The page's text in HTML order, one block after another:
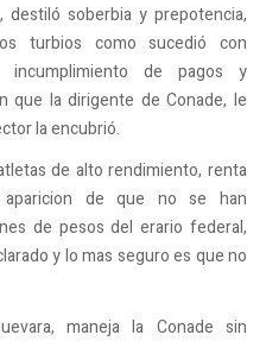
soberbia y prepotencia,
turbios como sucedió con
incumplimiento de pagos y
que la dirigente de Conade, le
la encubrió.
de alto rendimiento, renta
de que no se han
de pesos del erario federal,
y lo mas seguro es que no
maneja la Conade sin